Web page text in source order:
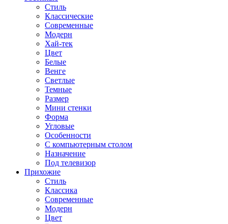
Стиль
Классические
Современные
Модерн
Хай-тек
Цвет
Белые
Венге
Светлые
Темные
Размер
Мини стенки
Форма
Угловые
Особенности
С компьютерным столом
Назначение
Под телевизор
Прихожие
Стиль
Классика
Современные
Модерн
Цвет